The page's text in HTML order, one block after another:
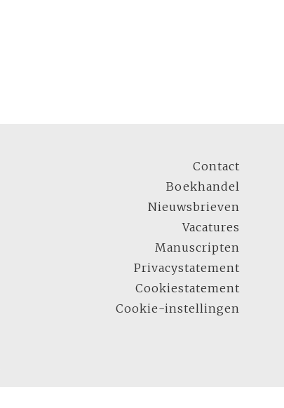
Contact
Boekhandel
Nieuwsbrieven
Vacatures
Manuscripten
Privacystatement
Cookiestatement
Cookie-instellingen